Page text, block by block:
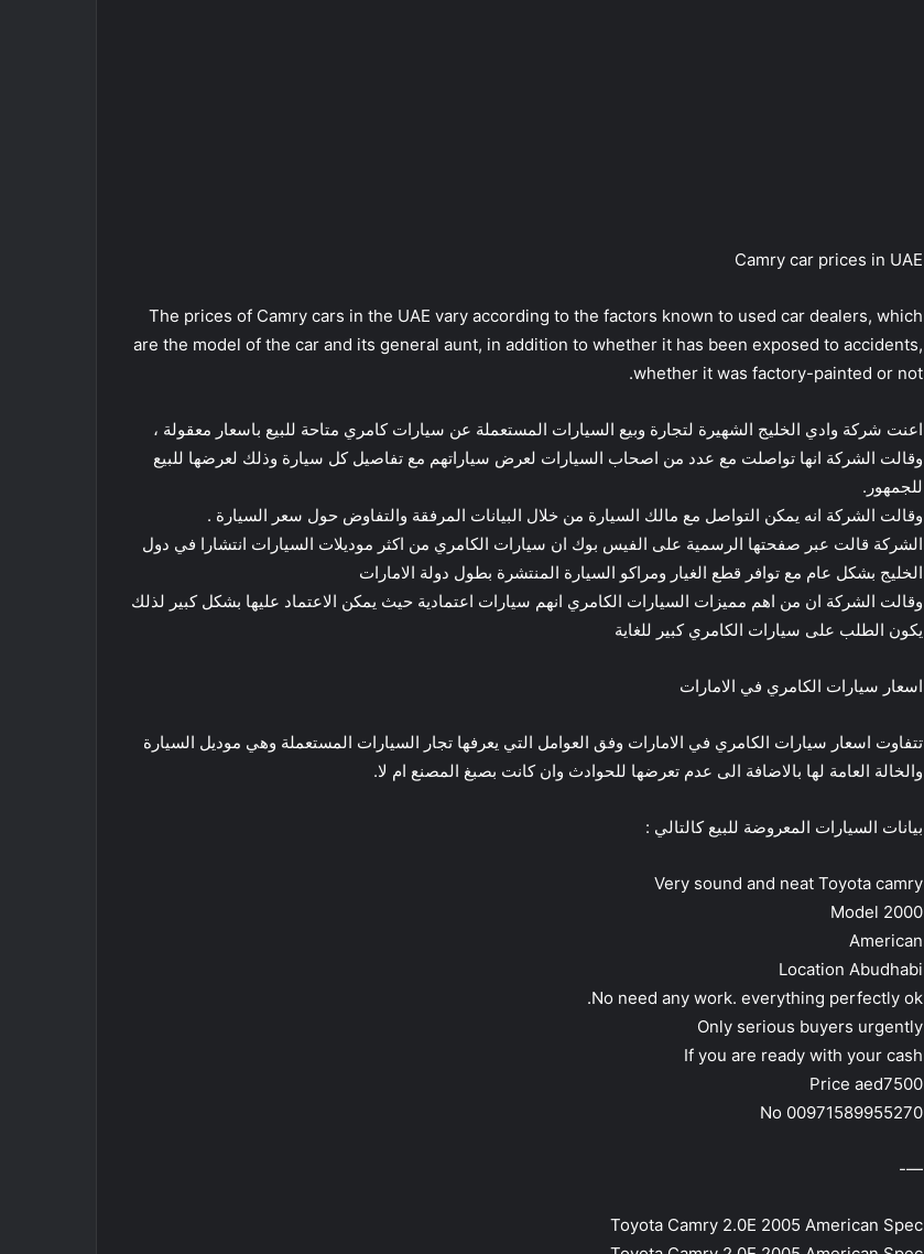
Camry car prices in UAE
The prices of Camry cars in the UAE vary according to the factors known to used car dealers, which
are the model of the car and its general aunt, in addition to whether it has been exposed to accidents,
whether it was factory-painted or not.
اعنت شركة وادي الخليج الشهيرة لتجارة وبيع السيارات المستعملة عن سيارات كامري متاحة للبيع باسعار معقولة ،
وقالت الشركة انها تواصلت مع عدد من اصحاب السيارات لعرض سياراتهم مع تفاصيل كل سيارة وذلك لعرضها للبيع
للجمهور.
وقالت الشركة انه يمكن التواصل مع مالك السيارة من خلال البيانات المرفقة والتفاوض حول سعر السيارة .
الشركة قالت عبر صفحتها الرسمية على الفيس بوك ان سيارات الكامري من اكثر موديلات السيارات انتشارا في دول
الخليج بشكل عام مع توافر قطع الغيار ومراكو السيارة المنتشرة بطول دولة الامارات
وقالت الشركة ان من اهم مميزات السيارات الكامري انهم سيارات اعتمادية حيث يمكن الاعتماد عليها بشكل كبير لذلك
يكون الطلب على سيارات الكامري كبير للغاية
اسعار سيارات الكامري في الامارات
تتفاوت اسعار سيارات الكامري في الامارات وفق العوامل التي يعرفها تجار السيارات المستعملة وهي موديل السيارة
والخالة العامة لها بالاضافة الى عدم تعرضها للحوادث وان كانت بصبغ المصنع ام لا.
بيانات السيارات المعروضة للبيع كالتالي :
Very sound and neat Toyota camry
Model 2000
American
Location Abudhabi
No need any work. everything perfectly ok.
Only serious buyers urgently
If you are ready with your cash
Price aed7500
No 00971589955270
—-
Toyota Camry 2.0E 2005 American Spec